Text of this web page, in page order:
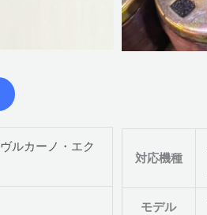
ヴルカーノ・エク
対応機種
モデル